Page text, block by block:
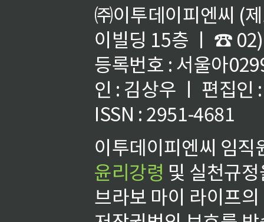
㈜이투데이피엔씨 (
이빌딩 15층 ㅣ ☎
등록번호 : 서울아
인 : 김상우 ㅣ 편집인
ISSN : 2951-4681
이투데이피엔씨 임
윤리강령 및 실천규
브라보 마이 라이프